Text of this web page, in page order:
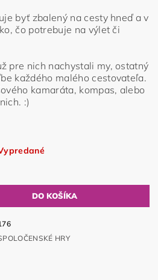
byť zbalený na cesty hneď a v
čo potrebuje na výlet či
pre nich nachystali my, ostatný
každého malého cestovateľa.
kamaráta, kompas, alebo
:)
HRY